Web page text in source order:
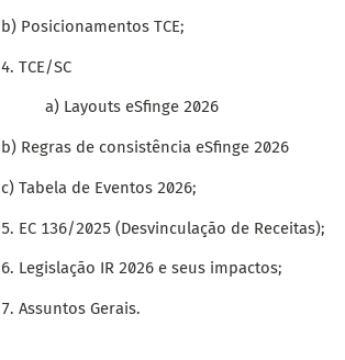
b) Posicionamentos TCE;
4. TCE/SC
a) Layouts eSfinge 2026
b) Regras de consistência eSfinge 2026
c) Tabela de Eventos 2026;
5. EC 136/2025 (Desvinculação de Receitas);
6. Legislação IR 2026 e seus impactos;
7. Assuntos Gerais.